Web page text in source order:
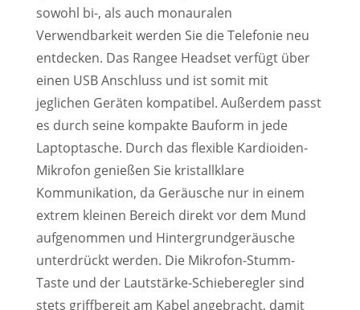
sowohl bi-, als auch monauralen
Verwendbarkeit werden Sie die Telefonie neu
entdecken. Das Rangee Headset verfügt über
einen USB Anschluss und ist somit mit
jeglichen Geräten kompatibel. Außerdem passt
es durch seine kompakte Bauform in jede
Laptoptasche. Durch das flexible Kardioiden-
Mikrofon genießen Sie kristallklare
Kommunikation, da Geräusche nur in einem
extrem kleinen Bereich direkt vor dem Mund
aufgenommen und Hintergrundgeräusche
unterdrückt werden. Die Mikrofon-Stumm-
Taste und der Lautstärke-Schieberegler sind
stets griffbereit am Kabel angebracht, damit